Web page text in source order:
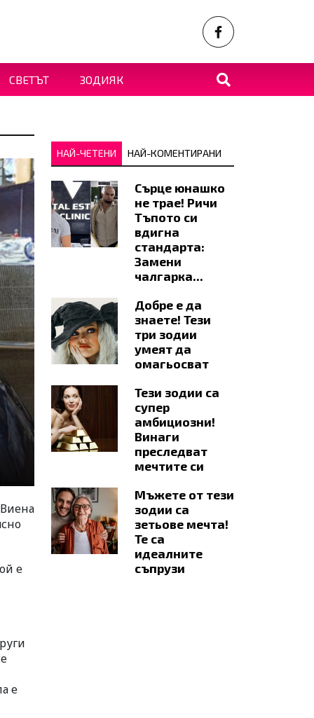
СВЕТЪТ ЗОДИЯК
е
е
НАЙ-ЧЕТЕНИ НАЙ-КОМЕНТИРАНИ
Сърце юнашко
не трае! Ричи
Тъпото си
вдигна
стандарта:
Замени
чалгарка...
Добре е да
знаете! Тези
три зодии
умеят да
омагьосват
Тези зодии са
супер
амбициозни!
Винаги
преследват
мечтите си
Мъжете от тези
зодии са
зетьове мечта!
Те са
идеалните
съпрузи